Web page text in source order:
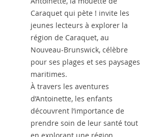
Caraquet qui pète ! invite les
jeunes lecteurs à explorer la
région de Caraquet, au
Nouveau-Brunswick, célèbre
pour ses plages et ses paysages
maritimes.
À travers les aventures
d’Antoinette, les enfants
découvrent l’importance de
prendre soin de leur santé tout